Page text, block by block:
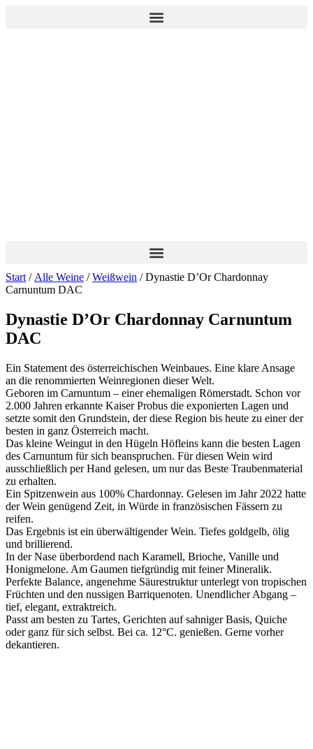
Start / Alle Weine /Weißwein / Dynastie D’Or Chardonnay
Carnuntum DAC
Dynastie D’Or Chardonnay Carnuntum
DAC
Ein Statement des österreichischen Weinbaues. Eine klare Ansage
an die renommierten Weinregionen dieser Welt.
Geboren im Carnuntum – einer ehemaligen Römerstadt. Schon vor
2.000 Jahren erkannte Kaiser Probus die exponierten Lagen und
setzte somit den Grundstein, der diese Region bis heute zu einer der
besten in ganz Österreich macht.
Das kleine Weingut in den Hügeln Höfleins kann die besten Lagen
des Carnuntum für sich beanspruchen. Für diesen Wein wird
ausschließlich per Hand gelesen, um nur das Beste Traubenmaterial
zu erhalten.
Ein Spitzenwein aus 100% Chardonnay. Gelesen im Jahr 2022 hatte
der Wein genügend Zeit, in Würde in französischen Fässern zu
reifen.
Das Ergebnis ist ein überwältigender Wein. Tiefes goldgelb, ölig
und brillierend.
In der Nase überbordend nach Karamell, Brioche, Vanille und
Honigmelone. Am Gaumen tiefgründig mit feiner Mineralik.
Perfekte Balance, angenehme Säurestruktur unterlegt von tropischen
Früchten und den nussigen Barriquenoten. Unendlicher Abgang –
tief, elegant, extraktreich.
Passt am besten zu Tartes, Gerichten auf sahniger Basis, Quiche
oder ganz für sich selbst. Bei ca. 12°C. genießen. Gerne vorher
dekantieren.